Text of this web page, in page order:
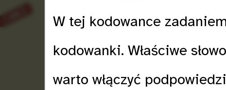
W tej kodowance
kodowanki. Właściwe
warto włączyć